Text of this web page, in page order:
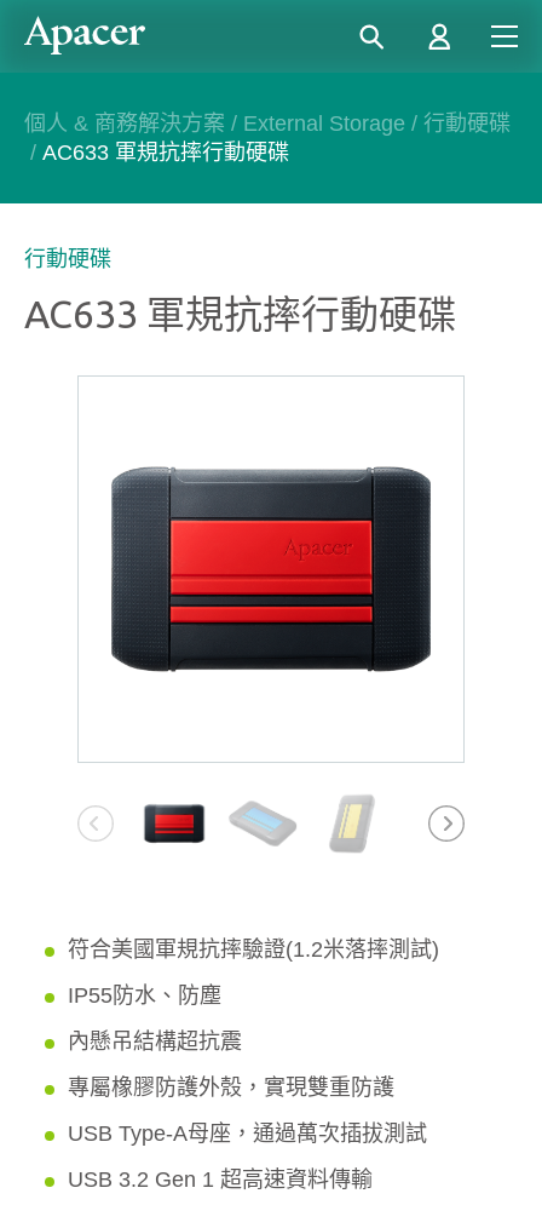
個人 & 商務解決方案 / External Storage / 行動硬碟
/ AC633 軍規抗摔行動硬碟
行動硬碟
AC633 軍規抗摔行動硬碟
符合美國軍規抗摔驗證(1.2米落摔測試)
IP55防水、防塵
內懸吊結構超抗震
專屬橡膠防護外殼，實現雙重防護
USB Type-A母座，通過萬次插拔測試
USB 3.2 Gen 1 超高速資料傳輸